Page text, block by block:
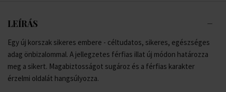
LEÍRÁS
Egy új korszak sikeres embere - céltudatos, sikeres, egészséges
adag önbizalommal. A jellegzetes férfias illat új módon határozza
meg a sikert. Magabiztosságot sugároz és a férfias karakter
érzelmi oldalát hangsúlyozza.